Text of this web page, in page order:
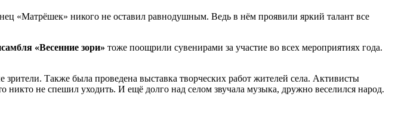
«Матрёшек» никого не оставил равнодушным. Ведь в нём проявили яркий талант все
«Весенние зори» тоже поощрили сувенирами за участие во всех мероприятиях года.
Также была проведена выставка творческих работ жителей села. Активисты
не спешил уходить. И ещё долго над селом звучала музыка, дружно веселился народ.